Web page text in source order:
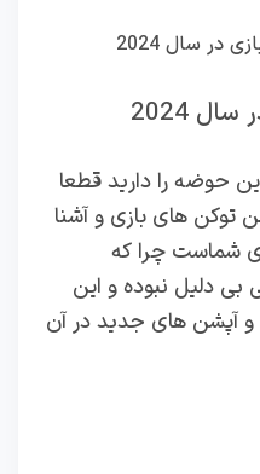
2024
حوضه را دارید قطعا
توکن های بازی و آشنا
شماست چرا که
بی دلیل نبوده و این
و آپشن های جدید در آن